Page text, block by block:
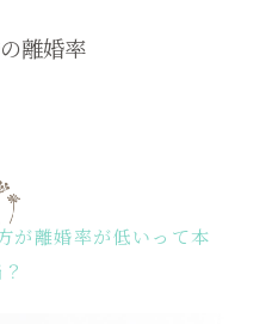
離婚率
が離婚率が低いって本